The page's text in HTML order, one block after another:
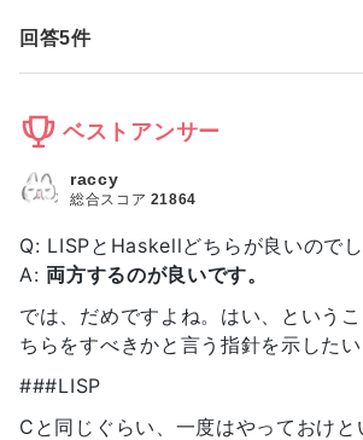
回答5件
ベストアンサー
Q: LISPとHaskellどちらが良いので
A: 両方するのが良いです。
では、だめですよね。はい、という
ちらをすべきかと言う指針を示したい
###LISP
Cと同じぐらい、一度はやっておけと
raccy
総合スコア 21864